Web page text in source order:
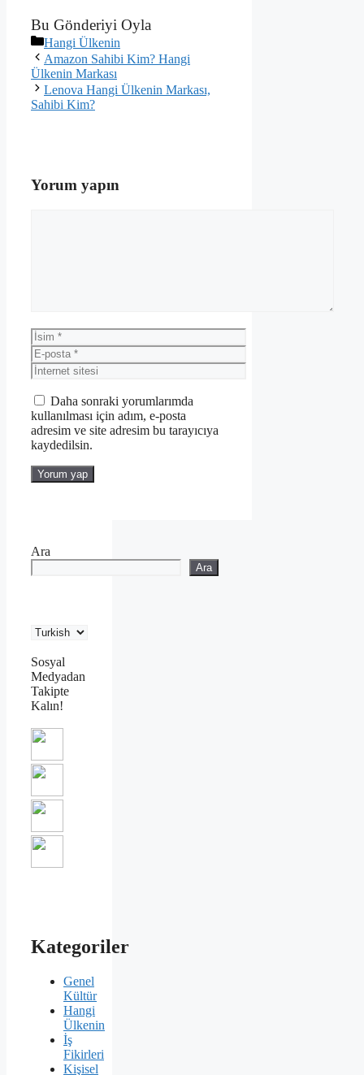
Bu Gönderiyi Oyla
Kategoriler
Hangi Ülkenin
Amazon Sahibi Kim? Hangi
Ülkenin Markası
Lenova Hangi Ülkenin Markası,
Sahibi Kim?
Yorum yapın
İsim
E-
posta
İnternet
sitesi
Daha sonraki yorumlarımda
kullanılması için adım, e-posta
adresim ve site adresim bu tarayıcıya
kaydedilsin.
Ara
Ara
Sosyal
Medyadan
Takipte
Kalın!
Kategoriler
Genel
Kültür
Hangi
Ülkenin
İş
Fikirleri
Kişisel